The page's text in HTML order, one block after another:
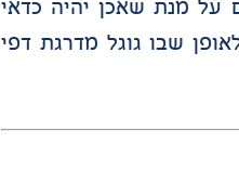
על מנת שאכן יהיה כדאי
שבו גוגל מדרגת דפי